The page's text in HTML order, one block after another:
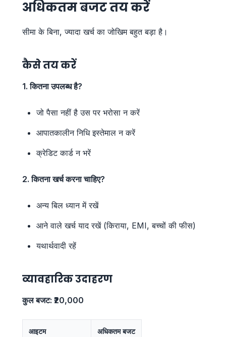
अधिकतम बजट तय करें
सीमा के बिना, ज्यादा खर्च का जोखिम बहुत बड़ा है।
कैसे तय करें
1. कितना उपलब्ध है?
जो पैसा नहीं है उस पर भरोसा न करें
आपातकालीन निधि इस्तेमाल न करें
क्रेडिट कार्ड न भरें
2. कितना खर्च करना चाहिए?
अन्य बिल ध्यान में रखें
आने वाले खर्च याद रखें (किराया, EMI, बच्चों की फीस)
यथार्थवादी रहें
व्यावहारिक उदाहरण
कुल बजट: ₹20,000
आइटम अधिकतम बजट